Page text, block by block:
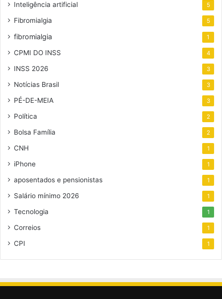
Inteligência artificial 5
Fibromialgia 5
fibromialgia 1
CPMI DO INSS 4
INSS 2026 3
Notícias Brasil 3
PÉ-DE-MEIA 3
Política 2
Bolsa Família 2
CNH 1
iPhone 1
aposentados e pensionistas 1
Salário mínimo 2026 1
Tecnologia 1
Correios 1
CPI 1